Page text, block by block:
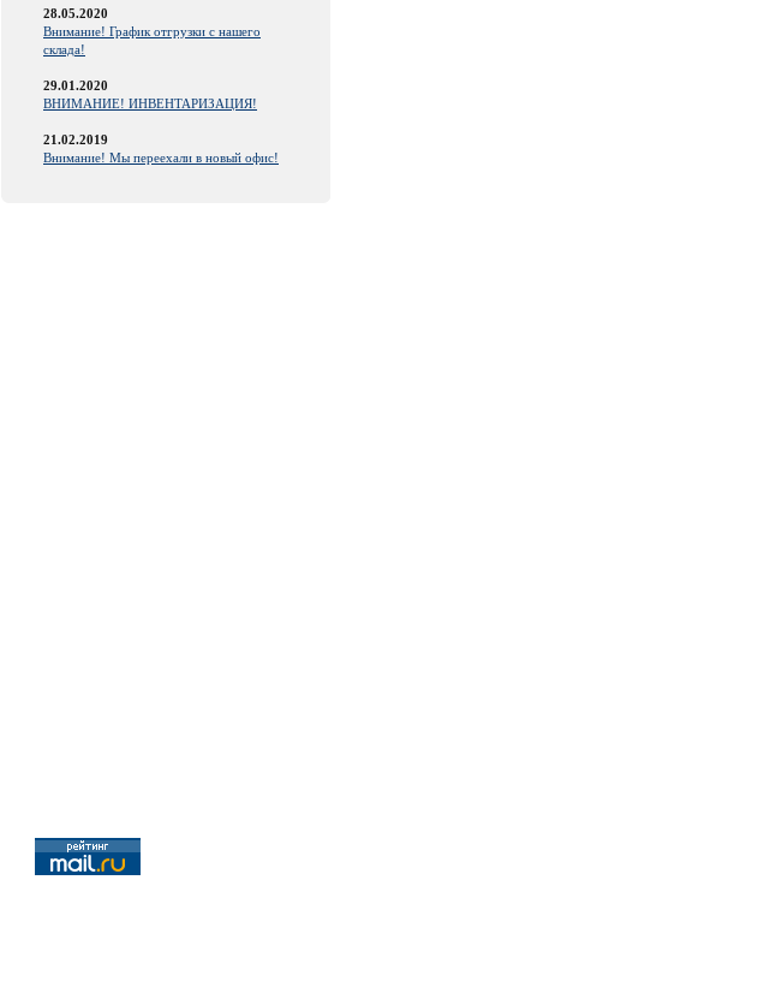
28.05.2020
Внимание! График отгрузки с нашего
склада!
29.01.2020
ВНИМАНИЕ! ИНВЕНТАРИЗАЦИЯ!
21.02.2019
Внимание! Мы переехали в новый офис!